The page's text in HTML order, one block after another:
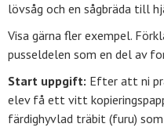
lövsåg och en sågbräda till
Visa gärna fler exempel.
pusseldelen som en del av
Start uppgift: Efter att ni
elev få ett vitt
färdighyvlad träbit (furu)